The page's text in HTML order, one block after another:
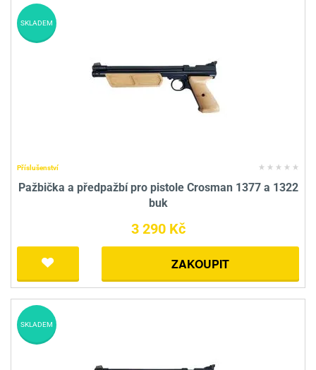
Příslušenství
Pažbička a předpažbí pro pistole Crosman 1377 a 1322
buk
3 290 Kč
ZAKOUPIT
SKLADEM
SKLADEM